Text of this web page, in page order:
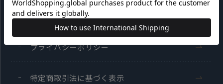
会員利用規約
プライバシーポリシー
特定商取引法に基づく表示